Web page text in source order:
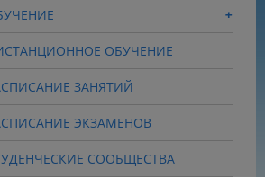
ОБУЧЕНИЕ
ЗАНЯТИЙ
ЭКЗАМЕНОВ
СООБЩЕСТВА